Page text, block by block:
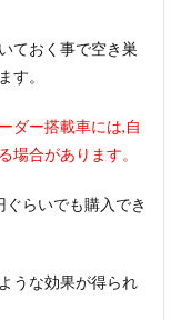
ておく事で空き巣
す。
ダー搭載車には,自
場合があります。
ぐらいでも購入でき
うな効果が得られ